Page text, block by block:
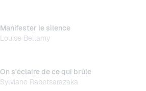
Manifester le silence
Louise Bellamy
On s'éclaire de ce qui brûle
Sylviane Rabetsarazaka